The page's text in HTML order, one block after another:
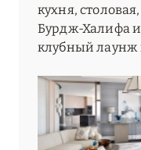
кухня,
Бурдж-Халифа
клубный лаунж